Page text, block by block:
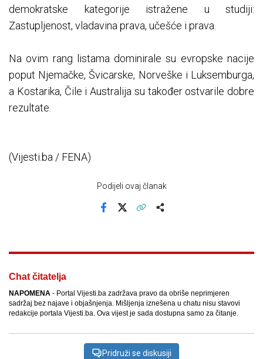
demokratske kategorije istražene u studiji:
Zastupljenost, vladavina prava, učešće i prava.
Na ovim rang listama dominirale su evropske nacije
poput Njemačke, Švicarske, Norveške i Luksemburga,
a Kostarika, Čile i Australija su također ostvarile dobre
rezultate.
(Vijesti.ba / FENA)
Podijeli ovaj članak
Chat čitatelja
NAPOMENA - Portal Vijesti.ba zadržava pravo da obriše neprimjeren
sadržaj bez najave i objašnjenja. Mišljenja iznešena u chatu nisu stavovi
redakcije portala Vijesti.ba. Ova vijest je sada dostupna samo za čitanje.
Pridruži se diskusiji